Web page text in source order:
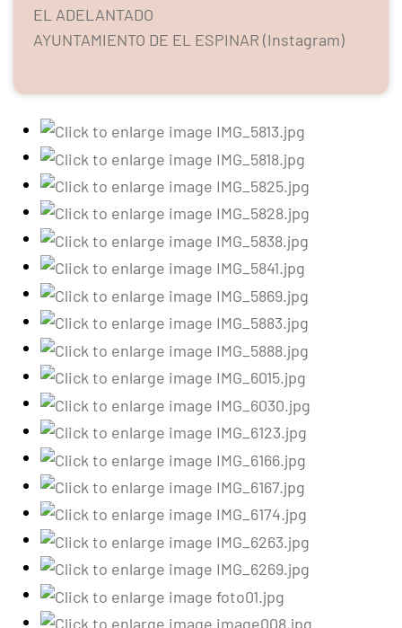
EL ADELANTADO
AYUNTAMIENTO DE EL ESPINAR (Instagram)